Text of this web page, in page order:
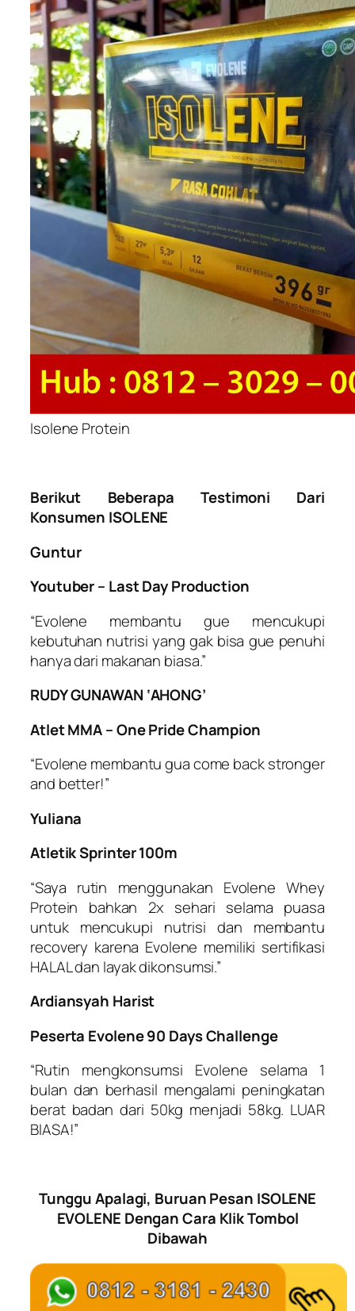
Isolene Protein
Berikut Beberapa Testimoni Dari
Konsumen ISOLENE
Guntur
Youtuber – Last Day Production
“Evolene membantu gue mencukupi
kebutuhan nutrisi yang gak bisa gue penuhi
hanya dari makanan biasa.”
RUDY GUNAWAN ‘AHONG’
Atlet MMA – One Pride Champion
“Evolene membantu gua come back stronger
and better!”
Yuliana
Atletik Sprinter 100m
“Saya rutin menggunakan Evolene Whey
Protein bahkan 2x sehari selama puasa
untuk mencukupi nutrisi dan membantu
recovery karena Evolene memiliki sertifikasi
HALAL dan layak dikonsumsi.”
Ardiansyah Harist
Peserta Evolene 90 Days Challenge
“Rutin mengkonsumsi Evolene selama 1
bulan dan berhasil mengalami peningkatan
berat badan dari 50kg menjadi 58kg. LUAR
BIASA!”
Tunggu Apalagi, Buruan Pesan ISOLENE
EVOLENE Dengan Cara Klik Tombol
Dibawah